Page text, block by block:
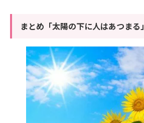
まとめ「太陽の下に人はあつまる」